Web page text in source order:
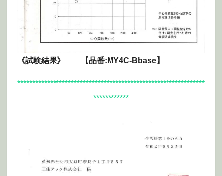
《試験結果》 【品番:MY4C-Bbase】
***************************************************************
************